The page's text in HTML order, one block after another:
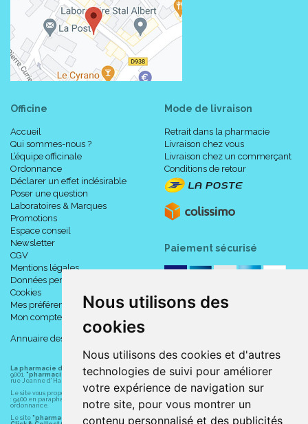
Nous utilisons des
cookies
Nous utilisons des cookies et d'autres
technologies de suivi pour améliorer
votre expérience de navigation sur
notre site, pour vous montrer un
contenu personnalisé et des publicités
Officine
Accueil
Qui sommes-nous ?
L’équipe officinale
Ordonnance
Déclarer un effet indésirable
Poser une question
Laboratoires & Marques
Promotions
Espace conseil
Newsletter
CGV
Mentions légales
Données personnelles
Cookies
Mes préférences Cookies
Mon compte
Annuaire des pharmacies
Mode de livraison
Retrait dans la pharmacie
Livraison chez vous
Livraison chez un commerçant
Conditions de retour
Paiement sécurisé
La pharmacie du centre à Albert (80300) est une pharmacie française certifiée ISO
9001. "pharmacie-du-centre-albert.fr "est le site internet de la pharmacie du centre
rue Jeanne d' Harcourt, 80300 Albert.
Le site vous propose un large choix de plus de 11000 références, au prix les plus bas possible
: 9400 en parapharmacie, animaux, orthopédie, matériel médical. 1700 en médicaments sans
ordonnance.
Le site "pharmacie-du-centre-albert.fr" vous propose les service suivants :